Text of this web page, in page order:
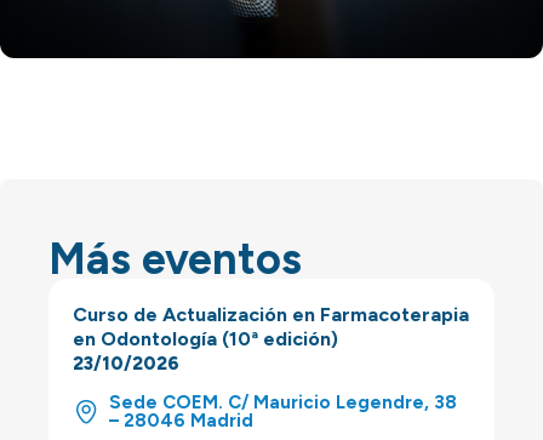
Más eventos
Curso de Actualización en Farmacoterapia
en Odontología (10ª edición)
23/10/2026
Sede COEM. C/ Mauricio Legendre, 38
– 28046 Madrid